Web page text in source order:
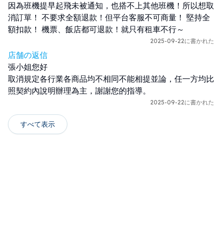
因為班機提早起飛未被通知，也搭不上其他班機！所以想取
消訂單！ 不要求全額退款！但平台客服不可商量！ 堅持全
額扣款！ 機票、飯店都可退款！就只有租車不行～
2025-09-22に書かれた
店舗の返信
張小姐您好
取消規定各行業各商品均不相同不能相提並論，任一方均比
照契約內說明辦理為主，謝謝您的指導。
2025-09-22に書かれた
すべて表示